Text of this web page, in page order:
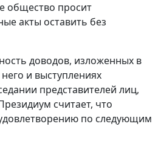
общество просит
акты оставить без
доводов, изложенных в
и выступлениях
представителей лиц,
считает, что
по следующим